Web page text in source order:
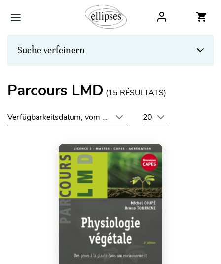
Suche verfeinern
Parcours LMD (15 RÉSULTATS)
Verfügbarkeitsdatum, vom neuesten zum ältesten
20